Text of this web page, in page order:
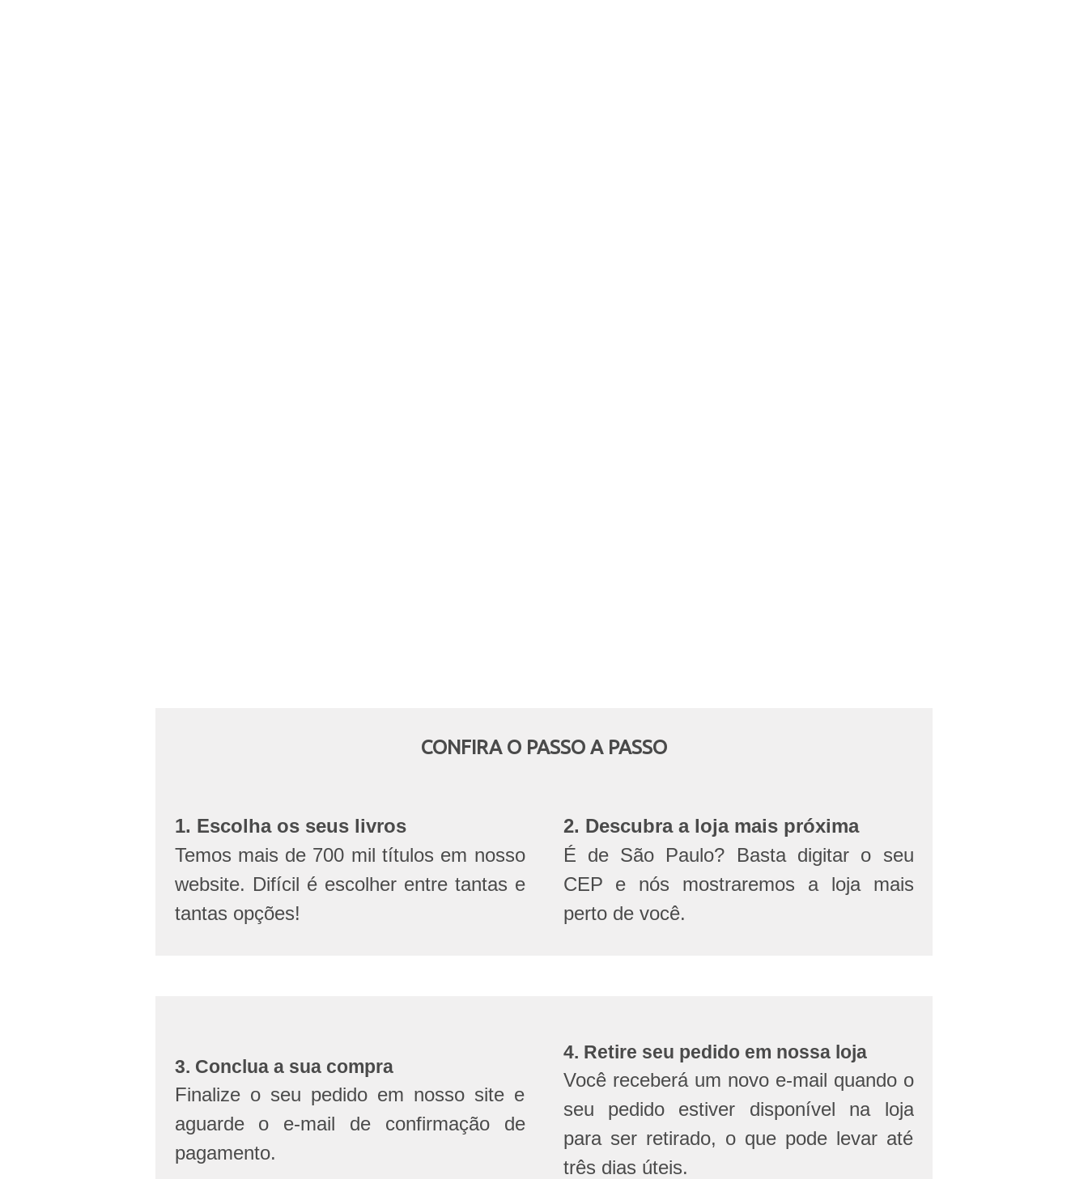
CONFIRA O PASSO A PASSO
1. Escolha os seus livros
Temos mais de 700 mil títulos em nosso
website. Difícil é escolher entre tantas e
tantas opções!
2. Descubra a loja mais próxima
É de São Paulo? Basta digitar o seu
CEP e nós mostraremos a loja mais
perto de você.
3. Conclua a sua compra
Finalize o seu pedido em nosso site e
aguarde o e-mail de confirmação de
pagamento.
4. Retire seu pedido em nossa loja
Você receberá um novo e-mail quando o
seu pedido estiver disponível na loja
para ser retirado, o que pode levar até
três dias úteis.